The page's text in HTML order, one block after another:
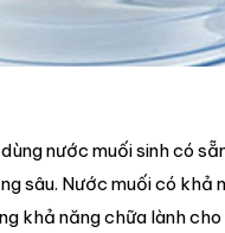
nước muối sinh có
sâu. Nước muối có khả
khả năng chữa lành